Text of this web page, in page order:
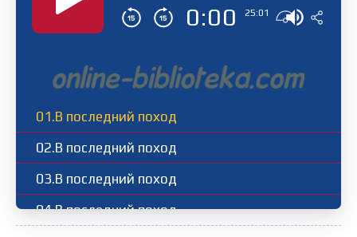
0:00 25:01
01.В последний поход
02.В последний поход
03.В последний поход
04.В последний поход